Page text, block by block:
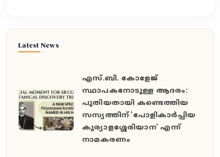
Latest News
എസ്.ബി. കോളേജ്
സ്ഥാപകനോടുള്ള ആദരം:
പുതിയതായി കണ്ടെത്തിയ
സസ്യത്തിന് 'പോളികാർപ്പിയ
കുര്യാളശ്ശേരിയാന' എന്ന്
നാമകരണം